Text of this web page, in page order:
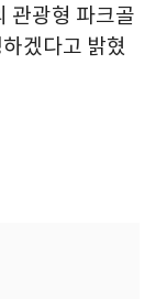
관광형 파크골
겠다고 밝혔